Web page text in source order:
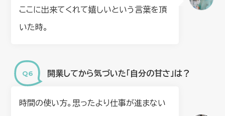
ここに出来てくれて嬉しいという言葉を頂
いた時。
開業してから気づいた「自分の甘さ」は？
時間の使い方。思ったより仕事が進まない